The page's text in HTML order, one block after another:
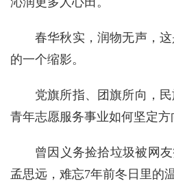
春华秋实，润物无声，
的一个缩影。
党旗所指、团旗所向，
青年志愿服务事业如何坚定方
曾因义务捡拾垃圾被网
孟思远，难忘7年前冬日里的